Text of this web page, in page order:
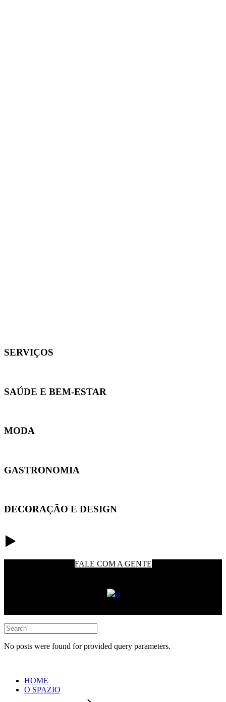
SERVIÇOS
SAÚDE E BEM-ESTAR
MODA
GASTRONOMIA
DECORAÇÃO E DESIGN
FALE COM A GENTE
No posts were found for provided query parameters.
HOME
O SPAZIO